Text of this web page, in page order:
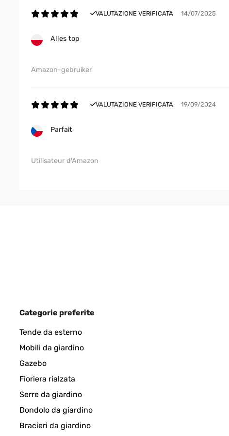
VALUTAZIONE VERIFICATA 14/07/2025
Alles top
Amazon-gebruiker
VALUTAZIONE VERIFICATA 19/09/2024
Parfait
Utilisateur d'Amazon
Categorie preferite
Tende da esterno
Mobili da giardino
Gazebo
Fioriera rialzata
Serre da giardino
Dondolo da giardino
Bracieri da giardino